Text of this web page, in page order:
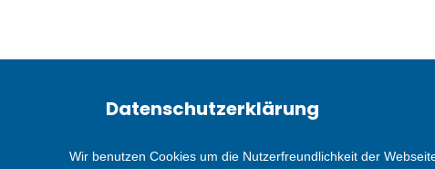
Wir benutzen Cookies um die Nutzerfreundlichkeit der
Datenschutzerklärung